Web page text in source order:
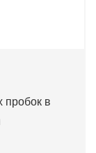
пробок в